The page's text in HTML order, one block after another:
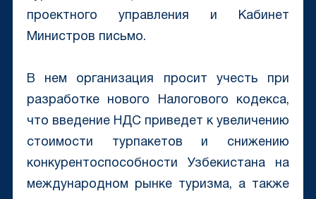
проектного управления и Кабинет
Министров письмо.
В нем организация просит учесть при
разработке нового Налогового кодекса,
что введение НДС приведет к увеличению
стоимости турпакетов и снижению
конкурентоспособности Узбекистана на
международном рынке туризма, а также